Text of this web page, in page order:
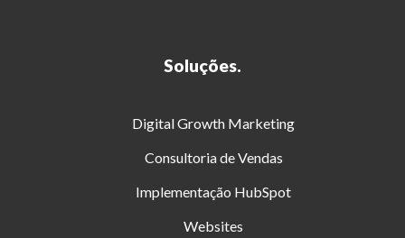
Soluções.
Digital Growth Marketing
Consultoria de Vendas
Implementação HubSpot
Websites